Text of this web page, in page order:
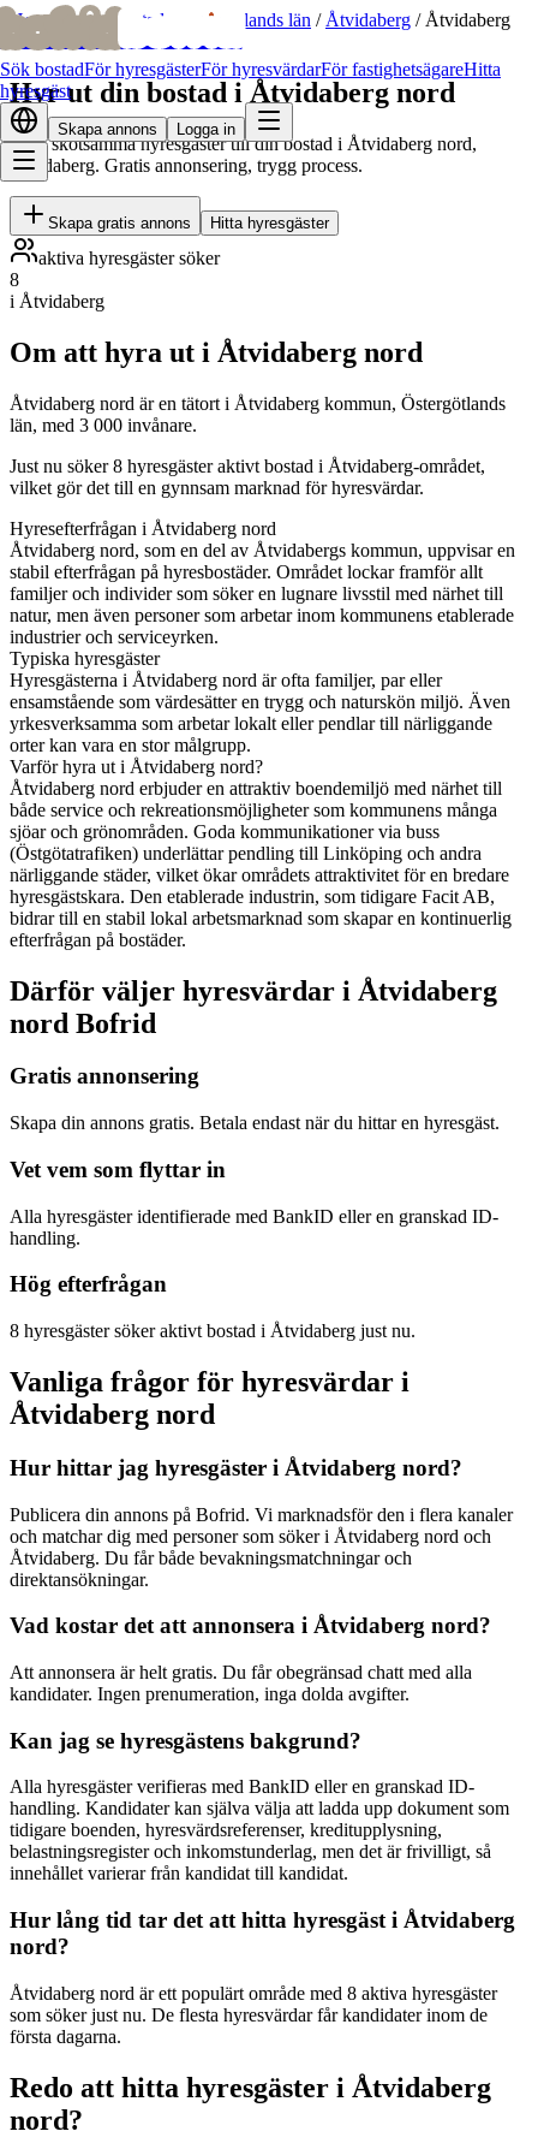
bofridbofrid
Sök bostadFör hyresgästerFör hyresvärdarFör fastighetsägareHitta
hyresgäst
Skapa annons Logga in
Hem/ Hyr ut bostad Östergötlands län / Åtvidaberg / Åtvidaberg
Hyr ut din bostad i Åtvidaberg nord
Hitta skötsamma hyresgäster till din bostad i Åtvidaberg nord,
Åtvidaberg. Gratis annonsering, trygg process.
Skapa gratis annons Hitta hyresgäster
aktiva hyresgäster söker
8
i Åtvidaberg
Om att hyra ut i Åtvidaberg nord
Åtvidaberg nord är en tätort i Åtvidaberg kommun, Östergötlands
län, med 3 000 invånare.
Just nu söker 8 hyresgäster aktivt bostad i Åtvidaberg-området,
vilket gör det till en gynnsam marknad för hyresvärdar.
Hyresefterfrågan i Åtvidaberg nord
Åtvidaberg nord, som en del av Åtvidabergs kommun, uppvisar en
stabil efterfrågan på hyresbostäder. Området lockar framför allt
familjer och individer som söker en lugnare livsstil med närhet till
natur, men även personer som arbetar inom kommunens etablerade
industrier och serviceyrken.
Typiska hyresgäster
Hyresgästerna i Åtvidaberg nord är ofta familjer, par eller
ensamstående som värdesätter en trygg och naturskön miljö. Även
yrkesverksamma som arbetar lokalt eller pendlar till närliggande
orter kan vara en stor målgrupp.
Varför hyra ut i Åtvidaberg nord?
Åtvidaberg nord erbjuder en attraktiv boendemiljö med närhet till
både service och rekreationsmöjligheter som kommunens många
sjöar och grönområden. Goda kommunikationer via buss
(Östgötatrafiken) underlättar pendling till Linköping och andra
närliggande städer, vilket ökar områdets attraktivitet för en bredare
hyresgästskara. Den etablerade industrin, som tidigare Facit AB,
bidrar till en stabil lokal arbetsmarknad som skapar en kontinuerlig
efterfrågan på bostäder.
Därför väljer hyresvärdar i Åtvidaberg
nord Bofrid
Gratis annonsering
Skapa din annons gratis. Betala endast när du hittar en hyresgäst.
Vet vem som flyttar in
Alla hyresgäster identifierade med BankID eller en granskad ID-
handling.
Hög efterfrågan
8 hyresgäster söker aktivt bostad i Åtvidaberg just nu.
Vanliga frågor för hyresvärdar i
Åtvidaberg nord
Hur hittar jag hyresgäster i Åtvidaberg nord?
Publicera din annons på Bofrid. Vi marknadsför den i flera kanaler
och matchar dig med personer som söker i Åtvidaberg nord och
Åtvidaberg. Du får både bevakningsmatchningar och
direktansökningar.
Vad kostar det att annonsera i Åtvidaberg nord?
Att annonsera är helt gratis. Du får obegränsad chatt med alla
kandidater. Ingen prenumeration, inga dolda avgifter.
Kan jag se hyresgästens bakgrund?
Alla hyresgäster verifieras med BankID eller en granskad ID-
handling. Kandidater kan själva välja att ladda upp dokument som
tidigare boenden, hyresvärdsreferenser, kreditupplysning,
belastningsregister och inkomstunderlag, men det är frivilligt, så
innehållet varierar från kandidat till kandidat.
Hur lång tid tar det att hitta hyresgäst i Åtvidaberg
nord?
Åtvidaberg nord är ett populärt område med 8 aktiva hyresgäster
som söker just nu. De flesta hyresvärdar får kandidater inom de
första dagarna.
Redo att hitta hyresgäster i Åtvidaberg
nord?